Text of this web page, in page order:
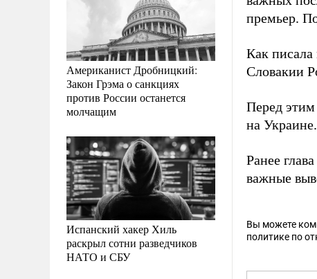
Американист Дробницкий:
Закон Грэма о санкциях
против России останется
молчащим
Испанский хакер Хиль
раскрыл сотни разведчиков
НАТО и СБУ
премьер.
Как
Словакии
Перед
на Украине.
Ранее
важные
Вы можете
политике по